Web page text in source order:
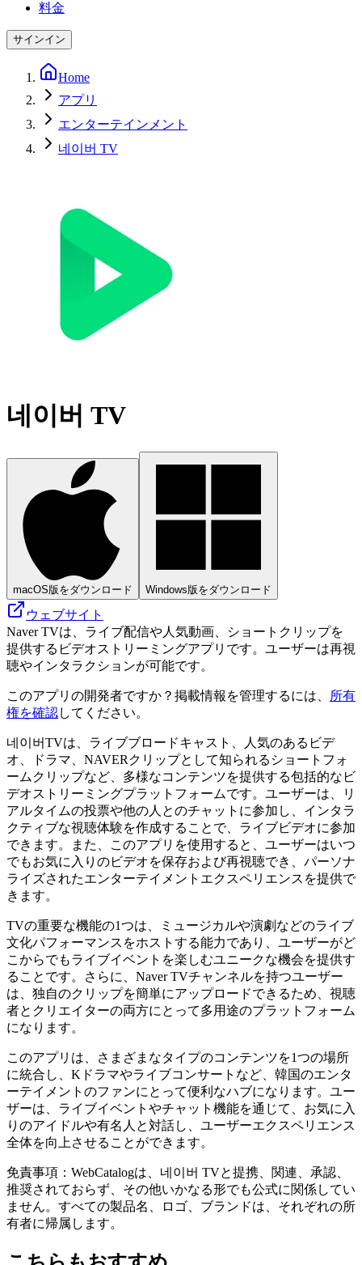
料金
サインイン
Home
アプリ
エンターテインメント
네이버 TV
네이버 TV
macOS版をダウンロード Windows版をダウンロード
ウェブサイト
Naver TVは、ライブ配信や人気動画、ショートクリップを
提供するビデオストリーミングアプリです。ユーザーは再視
聴やインタラクションが可能です。
このアプリの開発者ですか？掲載情報を管理するには、
所有
権を確認してください。
네이버TVは、ライブブロードキャスト、人気のあるビデ
オ、ドラマ、NAVERクリップとして知られるショートフォ
ームクリップなど、多様なコンテンツを提供する包括的なビ
デオストリーミングプラットフォームです。ユーザーは、リ
アルタイムの投票や他の人とのチャットに参加し、インタラ
クティブな視聴体験を作成することで、ライブビデオに参加
できます。また、このアプリを使用すると、ユーザーはいつ
でもお気に入りのビデオを保存および再視聴でき、パーソナ
ライズされたエンターテイメントエクスペリエンスを提供で
きます。
TVの重要な機能の1つは、ミュージカルや演劇などのライブ
文化パフォーマンスをホストする能力であり、ユーザーがど
こからでもライブイベントを楽しむユニークな機会を提供す
ることです。さらに、Naver TVチャンネルを持つユーザー
は、独自のクリップを簡単にアップロードできるため、視聴
者とクリエイターの両方にとって多用途のプラットフォーム
になります。
このアプリは、さまざまなタイプのコンテンツを1つの場所
に統合し、Kドラマやライブコンサートなど、韓国のエンタ
ーテイメントのファンにとって便利なハブになります。ユー
ザーは、ライブイベントやチャット機能を通じて、お気に入
りのアイドルや有名人と対話し、ユーザーエクスペリエンス
全体を向上させることができます。
免責事項：WebCatalogは、네이버 TVと提携、関連、承認、
推奨されておらず、その他いかなる形でも公式に関係してい
ません。すべての製品名、ロゴ、ブランドは、それぞれの所
有者に帰属します。